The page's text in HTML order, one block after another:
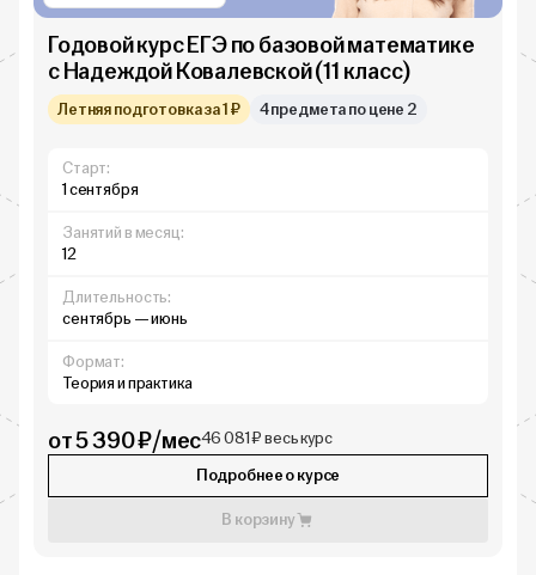
Годовой курс ЕГЭ по базовой математике
с Надеждой Ковалевской (11 класс)
Летняя подготовка за 1 ₽ 4 предмета по цене 2
Старт:
1 сентября
Занятий в месяц:
12
Длительность:
сентябрь — июнь
Формат:
Теория и практика
от 5 390 ₽/мес46 081 ₽ весь курс
Подробнее о курсе
В корзину